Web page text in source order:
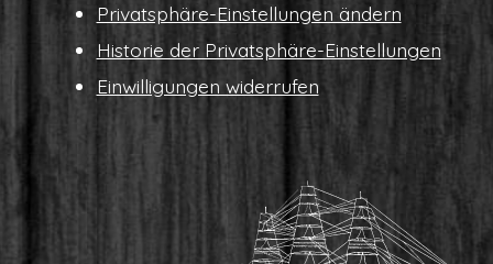
Pri­vat­sphä­re-Ein­stel­lun­gen ändern
His­to­rie der Privatsphäre-Einstellungen
Ein­wil­li­gun­gen widerrufen